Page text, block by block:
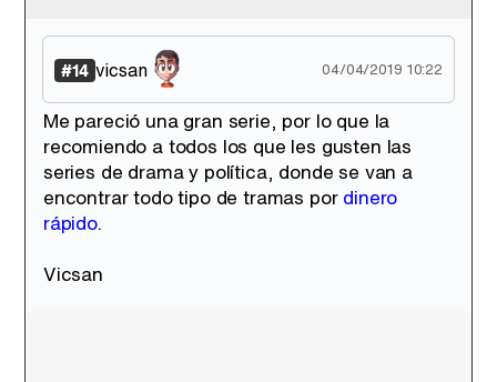
#14 vicsan 04/04/2019 10:22
Me pareció una gran serie, por lo que la
recomiendo a todos los que les gusten las
series de drama y política, donde se van a
encontrar todo tipo de tramas por dinero
rápido.
Vicsan